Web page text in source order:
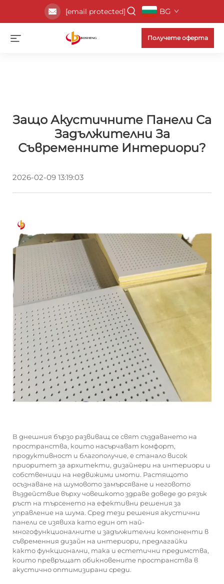
[email protected] BG
Получете оферта
Защо Акустичните Панели Са
Задължителни За
Съвременните Интериори?
2026-02-09 13:19:03
В днешния бързо развиващ се свят създаването на
пространства, които насърчават комфорт,
продуктивност и благополучие, е станало висок
приоритет за архитекти, дизайнери на интериори и
собственици на недвижими имоти. Растящото
осъзнаване на шумовото замърсяване и неговото
въздействие върху човешкото здраве доведе до рязък
ръст на търсенето на ефективни решения за
управление на шума. Сред тези решения акустични
панели се изявиха като един от най-
многофункционалните и задължителни компоненти в
съвременния дизайн на интериори, предлагайки
както функционални, така и естетични предимства,
които превръщат обикновените пространства в
акустично оптимизирани среди.